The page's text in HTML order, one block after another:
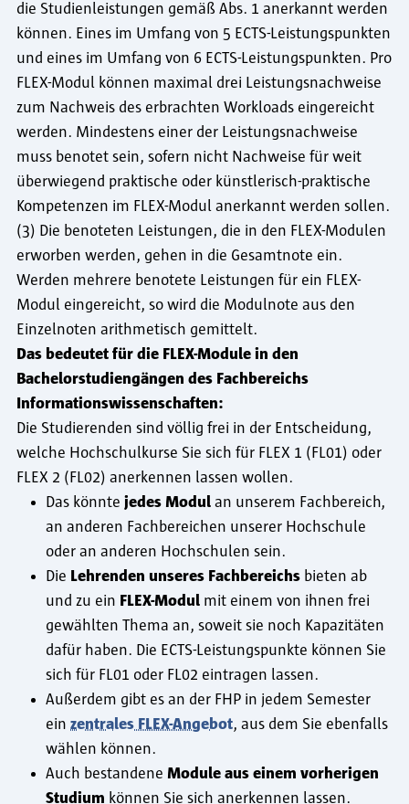
die Studienleistungen gemäß Abs. 1 anerkannt werden
können. Eines im Umfang von 5 ECTS-Leistungspunkten
und eines im Umfang von 6 ECTS-Leistungspunkten. Pro
FLEX-Modul können maximal drei Leistungsnachweise
zum Nachweis des erbrachten Workloads eingereicht
werden. Mindestens einer der Leistungsnachweise
muss benotet sein, sofern nicht Nachweise für weit
überwiegend praktische oder künstlerisch-praktische
Kompetenzen im FLEX-Modul anerkannt werden sollen.
(3) Die benoteten Leistungen, die in den FLEX-Modulen
erworben werden, gehen in die Gesamtnote ein.
Werden mehrere benotete Leistungen für ein FLEX-
Modul eingereicht, so wird die Modulnote aus den
Einzelnoten arithmetisch gemittelt.
Das bedeutet für die FLEX-Module in den
Bachelorstudiengängen des Fachbereichs
Informationswissenschaften:
Die Studierenden sind völlig frei in der Entscheidung,
welche Hochschulkurse Sie sich für FLEX 1 (FL01) oder
FLEX 2 (FL02) anerkennen lassen wollen.
Das könnte jedes Modul an unserem Fachbereich,
an anderen Fachbereichen unserer Hochschule
oder an anderen Hochschulen sein.
Die Lehrenden unseres Fachbereichs bieten ab
und zu ein FLEX-Modul mit einem von ihnen frei
gewählten Thema an, soweit sie noch Kapazitäten
dafür haben. Die ECTS-Leistungspunkte können Sie
sich für FL01 oder FL02 eintragen lassen.
Außerdem gibt es an der FHP in jedem Semester
ein zentrales FLEX-Angebot, aus dem Sie ebenfalls
wählen können.
Auch bestandene Module aus einem vorherigen
Studium können Sie sich anerkennen lassen.